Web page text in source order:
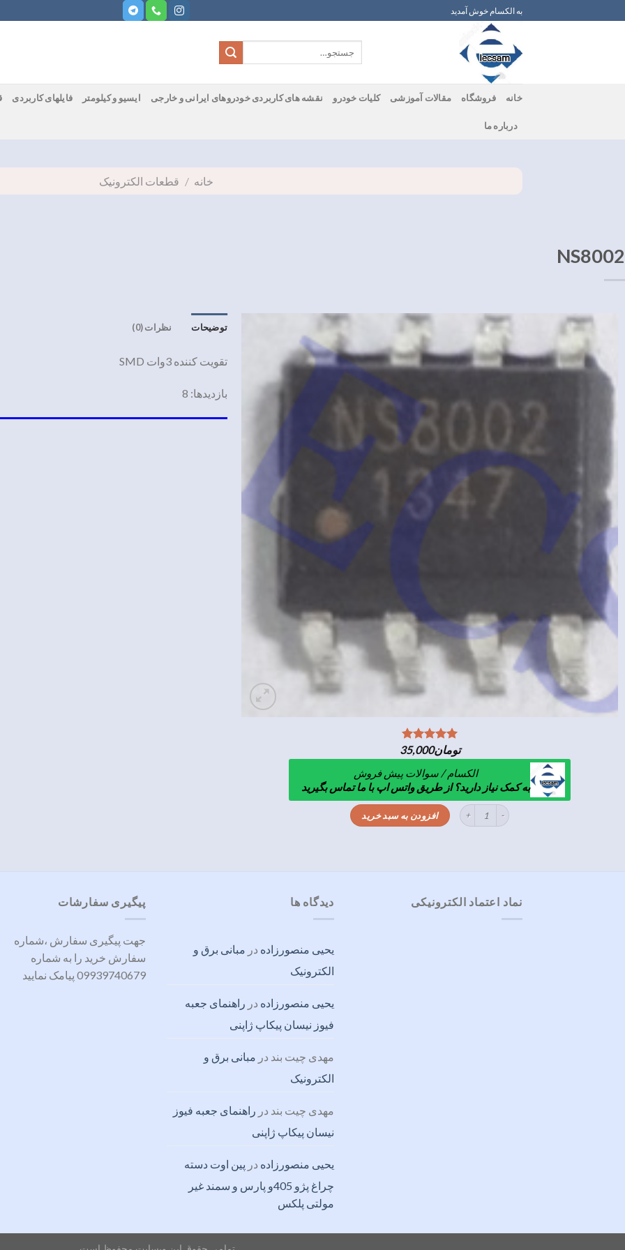
محتوا
به الکسام خوش آمدید
برای:
خانه فروشگاه مقالات آموزشی کلیات خودرو نقشه های کاربردی خودروهای ایرانی و خارجی ایسیو و کیلومتر فایلهای کاربردی
درباره ما
خانه / قطعات الکترونیک
NS8002
تومان35,000
الکسام / سوالات پیش فروش
به کمک نیاز دارید؟ از طریق واتس اپ با ما تماس بگیرید
NS8002 عدد افزودن به سبد خرید
توضیحات نظرات (0)
تقویت کننده 3وات SMD
بازدیدها: 8
نماد اعتماد الکترونیکی دیدگاه ها
یحیی منصورزاده در مبانی برق و
الکترونیک
یحیی منصورزاده در راهنمای جعبه
فیوز نیسان پیکاپ ژاپنی
مهدی چیت بند در مبانی برق و
الکترونیک
مهدی چیت بند در راهنمای جعبه فیوز
نیسان پیکاپ ژاپنی
یحیی منصورزاده در پین اوت دسته
چراغ پژو 405و پارس و سمند غیر
مولتی پلکس
پیگیری سفارشات
جهت پیگیری سفارش ،شماره
سفارش خرید را به شماره
09939740679 پیامک نمایید